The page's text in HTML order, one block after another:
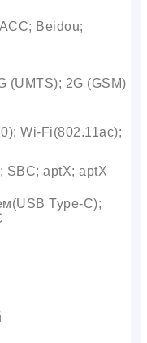
Beidou;
(UMTS); 2G (GSM)
Wi-Fi(802.11ac);
SBC; aptX; aptX
Type-C);